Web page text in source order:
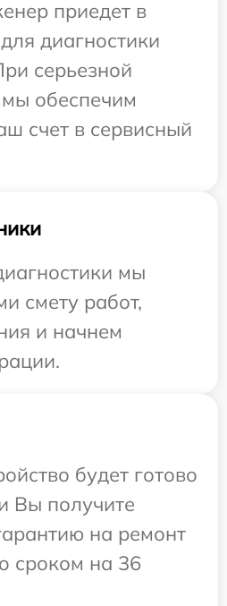
приедет в
диагностики
серьезной
обеспечим
счет в сервисный
мы
смету работ,
и начнем
будет готово
Вы получите
на ремонт
сроком на 36